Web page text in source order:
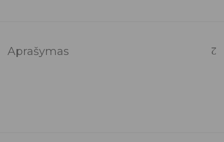
Aprašymas